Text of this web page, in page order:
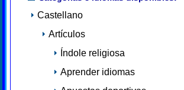
Castellano
Artículos
Índole religiosa
Aprender idiomas